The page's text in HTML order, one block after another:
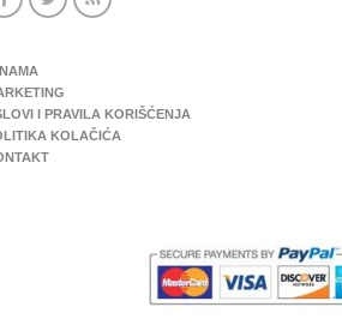
I PRAVILA KORIŠĆENJA
KOLAČIĆA